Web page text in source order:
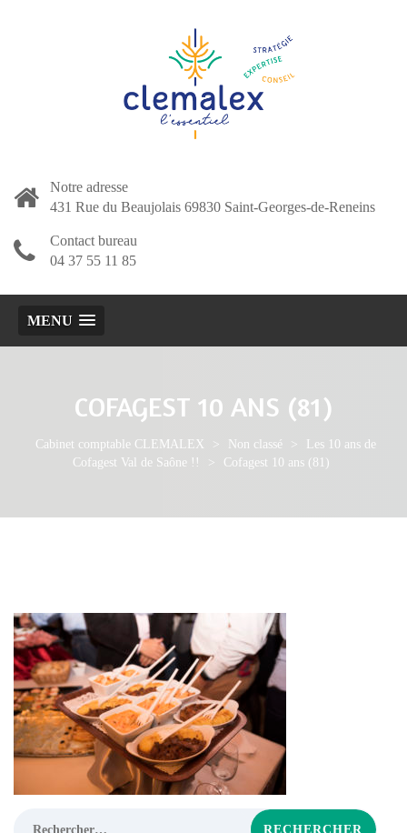
Notre adresse
431 Rue du Beaujolais 69830 Saint-Georges-de-Reneins
Contact bureau
04 37 55 11 85
MENU
COFAGEST 10 ANS (81)
Cabinet comptable CLEMALEX > Non classé >
Les 10 ans de
Cofagest Val de Saône !!
> Cofagest 10 ans (81)